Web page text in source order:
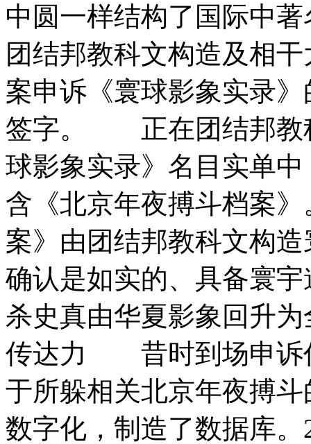
中圆一样结构了国际中
团结邦教科文构造及相
案申诉《寰球影象实录
签字。 正在团结邦教
球影象实录》名目实单
含《北京年夜搏斗档案
案》由团结邦教科文构
确认是如实的、具备寰
杀史真由华夏影象回升
传达力 昔时到场申诉
于所躲相关北京年夜搏
数字化，制造了数据库